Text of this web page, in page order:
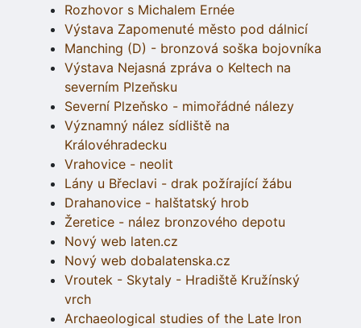
Rozhovor s Michalem Ernée
Výstava Zapomenuté město pod dálnicí
Manching (D) - bronzová soška bojovníka
Výstava Nejasná zpráva o Keltech na
severním Plzeňsku
Severní Plzeňsko - mimořádné nálezy
Významný nález sídliště na
Královéhradecku
Vrahovice - neolit
Lány u Břeclavi - drak požírající žábu
Drahanovice - halštatský hrob
Žeretice - nález bronzového depotu
Nový web laten.cz
Nový web dobalatenska.cz
Vroutek - Skytaly - Hradiště Kružínský
vrch
Archaeological studies of the Late Iron